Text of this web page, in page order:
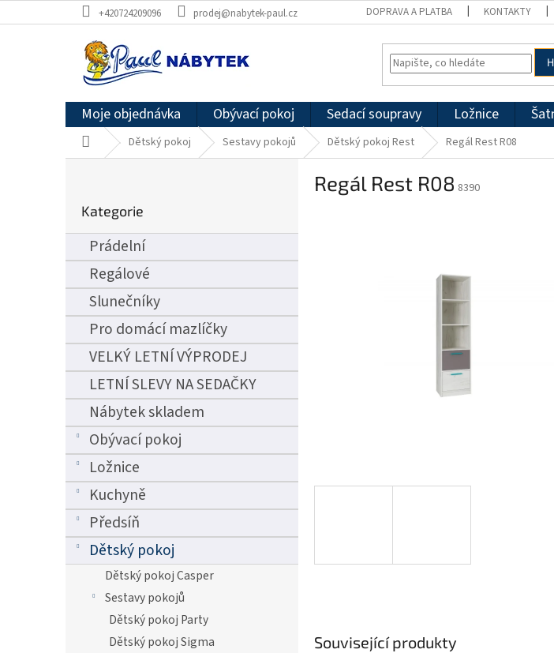
na
+420724209096 prodej@nabytek-paul.cz DOPRAVA A PLATBA KONTAKTY
Moje objednávka Obývací pokoj Sedací soupravy Ložnice
Domů Dětský pokoj Sestavy pokojů Dětský pokoj Rest Regál Rest R08
r
n
p
a
e
kategorie
Kategorie
Prádelní
Regálové
Slunečníky
Pro domácí mazlíčky
VELKÝ LETNÍ VÝPRODEJ
LETNÍ SLEVY NA SEDAČKY
Nábytek skladem
Obývací pokoj
Ložnice
Kuchyně
Předsíň
Dětský pokoj
Dětský pokoj Casper
Sestavy pokojů
Dětský pokoj Party
Dětský pokoj Sigma
Regál Rest R08 8390
Související produkty